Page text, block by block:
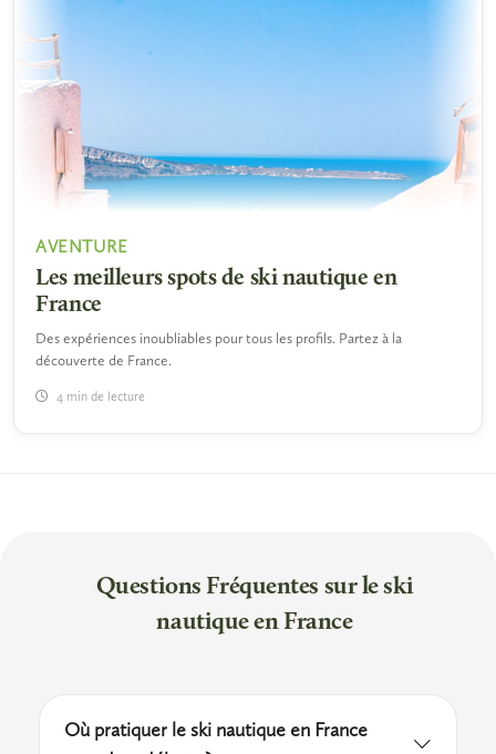
AVENTURE
Les meilleurs spots de ski nautique en
France
Des expériences inoubliables pour tous les profils. Partez à la
découverte de France.
4 min de lecture
Questions Fréquentes sur le ski
nautique en France
Où pratiquer le ski nautique en France